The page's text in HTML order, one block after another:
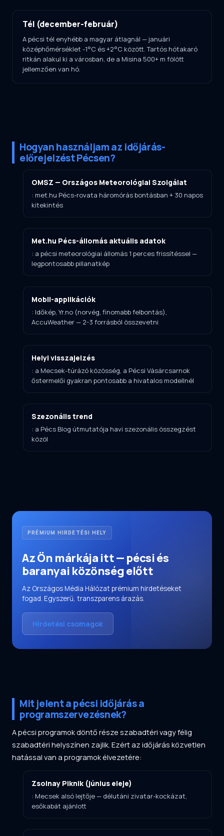
Tél (december-február)
A pécsi tél enyhébb a magyar átlagnál — januári
középhőmérséklet -1°C és +2°C között. Tartós hótakaró
ritkán alakul ki a városban, de a Misina 500+ m fölött
jellemzően van hó.
Hogyan használjam az időjárás-
előrejelzést Pécsen?
OMSZ — Országos Meteorológiai Szolgálat
: met.hu Pécs-rovata háromórás bontásban + 30 napos
kitekintés
Met.hu Pécs-állomás aktuális adatok
: a pécsi meteorológiai állomás 1 perces frissítéssel —
legpontosabb pillanatkép
Mobil-applikációk
: Időkép, Yr.no (norvég, finomabb felbontás),
AccuWeather — 2-3 forrásból összevetni
Helyi visszajelzés
: a Mecsek-túrázó közösség, a Pécsi Vásárcsarnok
őstermelői gyakran pontosabb a hivatalos modellnél
Szezonális trend
: a Pécs Blog útmutatója havi szezonális összegzést
közöl
PRÉMIUM HIRDETÉSI HELY
Az Ön márkája itt — pécsi és
baranyai közönség előtt
Az Országos Média Hálózat prémium hirdetéseket
fogad. Egyszerű, transzparens árazás.
Hirdetési csomagok
Mit jelent a pécsi időjárás a
programszervezésnek?
A pécsi programok döntő része szabadtéri vagy félig
szabadtéri helyszínen zajlik. Ezért az időjárás közvetlen
hatással van a programok élvezetére:
Zsolnay Piknik (június eleje)
: Mecsek alsó lejtője — délutáni zivatar-kockázat,
esőkabát ajánlott